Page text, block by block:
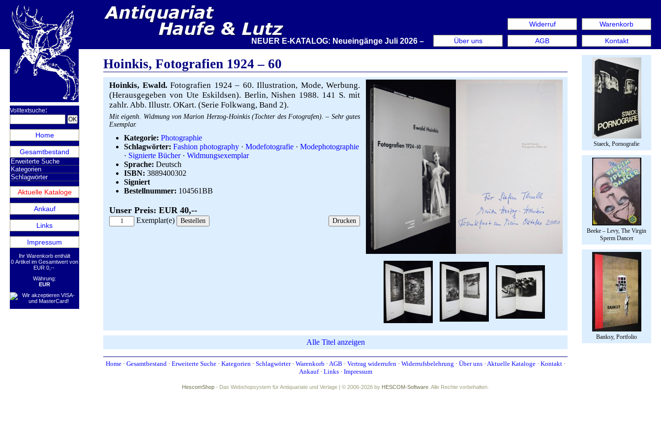
Warenkorb
Kontakt
Widerruf
AGB
Über uns
NEUER E-KATALOG: Neueingänge Juli 2026 – Wir stellen aus: Rare Book Week Berlin. Internationale
Volltextsuche:
Home
Gesamtbestand
Erweiterte Suche
Kategorien
Schlagwörter
Aktuelle Kataloge
Ankauf
Links
Impressum
Ihr Warenkorb enthält
0 Artikel im Gesamtwert von
EUR 0,--
Währung:
EUR
Staeck, Pornografie
Beeke – Levy, The Virgin
Sperm Dancer
Banksy, Portfolio
Hoinkis, Fotografien 1924 – 60
Hoinkis, Ewald.Fotografien 1924 – 60. Illustration, Mode, Werbung.
(Herausgegeben von Ute Eskildsen). Berlin, Nishen 1988. 141 S. mit
zahlr. Abb. Illustr. OKart. (Serie Folkwang, Band 2).
Mit eigenh. Widmung von Marion Herzog-Hoinkis (Tochter des Fotografen). – Sehr gutes
Exemplar.
Kategorie: Photographie
Schlagwörter: Fashion photography · Modefotografie · Modephotographie
· Signierte Bücher· Widmungsexemplar
Sprache: Deutsch
ISBN: 3889400302
Signiert
Bestellnummer: 104561BB
Unser Preis: EUR 40,--
Exemplar(e)
Alle Titel anzeigen
Home· Gesamtbestand· Erweiterte Suche· Kategorien· Schlagwörter· Warenkorb · AGB · Vertrag widerrufen· Widerrufsbelehrung · Über uns· Aktuelle Kataloge· Kontakt·
Ankauf· Links· Impressum
HescomShop - Das Webshopsystem für Antiquariate und Verlage | © 2006-2026 by HESCOM-Software . Alle Rechte vorbehalten.